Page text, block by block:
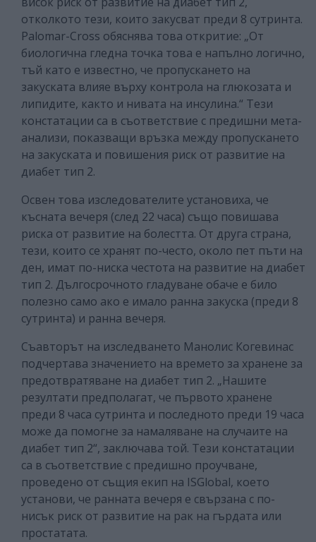
отколкото тези, които закусват преди 8 сутринта.
Palomar-Cross обяснява това откритие: „От
биологична гледна точка това е напълно логично,
тъй като е известно, че пропускането на
закуската влияе върху контрола на глюкозата и
липидите, както и нивата на инсулина.“ Тези
констатации са в съответствие с предишни мета-
анализи, показващи връзка между пропускането
на закуската и повишения риск от развитие на
диабет тип 2.
Освен това изследователите установиха, че
късната вечеря (след 22 часа) също повишава
риска от развитие на болестта. От друга страна,
тези, които се хранят по-често, около пет пъти на
ден, имат по-ниска честота на развитие на диабет
тип 2. Дългосрочното гладуване обаче е било
полезно само ако е имало ранна закуска (преди 8
сутринта) и ранна вечеря.
Съавторът на изследването Манолис Когевинас
подчертава значението на времето за хранене за
предотвратяване на диабет тип 2. „Нашите
резултати предполагат, че първото хранене
преди 8 часа сутринта и последното преди 19 часа
може да помогне за намаляване на случаите на
диабет тип 2“, заключава той. Тези констатации
са в съответствие с предишно проучване,
проведено от същия екип на ISGlobal, което
установи, че ранната вечеря е свързана с по-
нисък риск от развитие на рак на гърдата или
простатата.